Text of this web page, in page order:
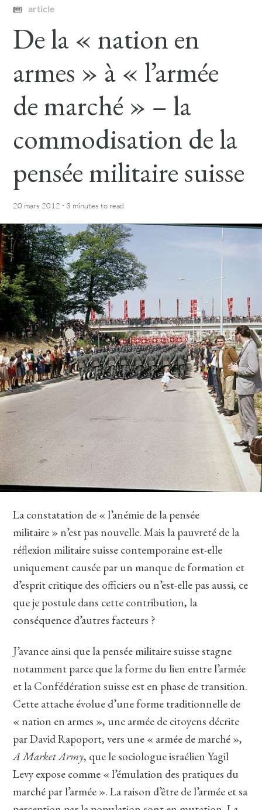
article
De la « nation en
armes » à « l’armée
de marché » – la
commodisation de la
pensée militaire suisse
20 mars 2012 · 3 minutes to read
La constatation de « l’anémie de la pensée
militaire » n’est pas nouvelle. Mais la pauvreté de la
réflexion militaire suisse contemporaine est-elle
uniquement causée par un manque de formation et
d’esprit critique des officiers ou n’est-elle pas aussi, ce
que je postule dans cette contribution, la
conséquence d’autres facteurs ?
J’avance ainsi que la pensée militaire suisse stagne
notamment parce que la forme du lien entre l’armée
et la Confédération suisse est en phase de transition.
Cette attache évolue d’une forme traditionnelle de
« nation en armes », une armée de citoyens décrite
par David Rapoport, vers une « armée de marché »,
A Market Army, que le sociologue israélien Yagil
Levy expose comme « l’émulation des pratiques du
marché par l’armée ». La raison d’être de l’armée et sa